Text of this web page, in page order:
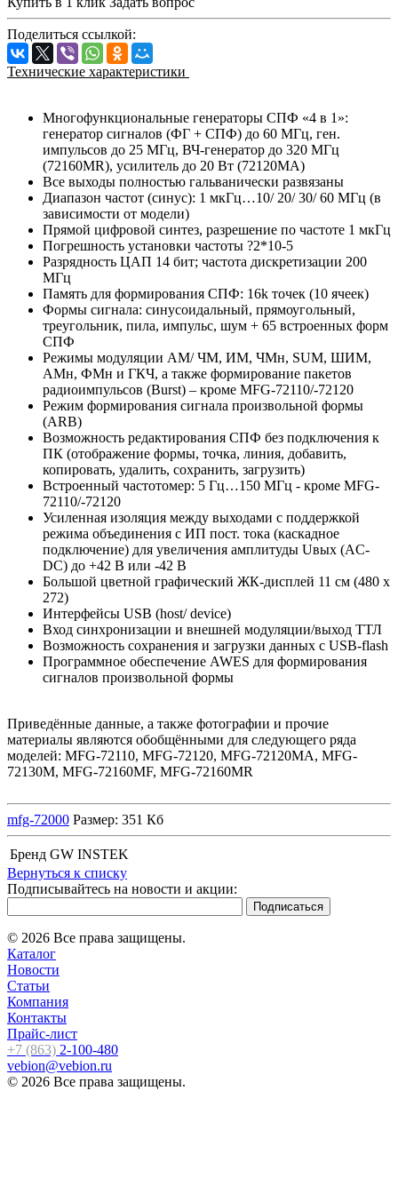
Поделиться ссылкой:
Технические характеристики
Многофункциональные генераторы СПФ «4 в 1»:
генератор сигналов (ФГ + СПФ) до 60 МГц, ген.
импульсов до 25 МГц, ВЧ-генератор до 320 МГц
(72160MR), усилитель до 20 Вт (72120MA)
Все выходы полностью гальванически развязаны
Диапазон частот (синус): 1 мкГц…10/ 20/ 30/ 60 МГц (в
зависимости от модели)
Прямой цифровой синтез, разрешение по частоте 1 мкГц
Погрешность установки частоты ?2*10-5
Разрядность ЦАП 14 бит; частота дискретизации 200
МГц
Память для формирования СПФ: 16k точек (10 ячеек)
Формы сигнала: синусоидальный, прямоугольный,
треугольник, пила, импульс, шум + 65 встроенных форм
СПФ
Режимы модуляции AM/ ЧМ, ИM, ЧМн, SUM, ШИМ,
АМн, ФМн и ГКЧ, а также формирование пакетов
радиоимпульсов (Burst) – кроме MFG-72110/-72120
Режим формирования сигнала произвольной формы
(ARB)
Возможность редактирования СПФ без подключения к
ПК (отображение формы, точка, линия, добавить,
копировать, удалить, сохранить, загрузить)
Встроенный частотомер: 5 Гц…150 МГц - кроме MFG-
72110/-72120
Усиленная изоляция между выходами с поддержкой
режима объединения с ИП пост. тока (каскадное
подключение) для увеличения амплитуды Uвых (AC-
DC) до +42 В или -42 В
Большой цветной графический ЖК-дисплей 11 см (480 х
272)
Интерфейсы USB (host/ device)
Вход синхронизации и внешней модуляции/выход ТТЛ
Возможность сохранения и загрузки данных с USB-flash
Программное обеспечение AWES для формирования
сигналов произвольной формы
Приведённые данные, а также фотографии и прочие
материалы являются обобщёнными для следующего ряда
моделей: MFG-72110, MFG-72120, MFG-72120MA, MFG-
72130M, MFG-72160MF, MFG-72160MR
mfg-72000 Размер: 351 Кб
Бренд GW INSTEK
Вернуться к списку
Подписывайтесь на новости и акции:
© 2026 Все права защищены.
Каталог
Новости
Статьи
Компания
Контакты
Прайс-лист
+7 (863) 2-100-480
vebion@vebion.ru
© 2026 Все права защищены.